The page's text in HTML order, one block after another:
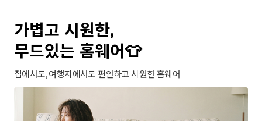
가볍고 시원한,
무드있는 홈웨어👕
집에서도, 여행지에서도 편안하고 시원한 홈웨어